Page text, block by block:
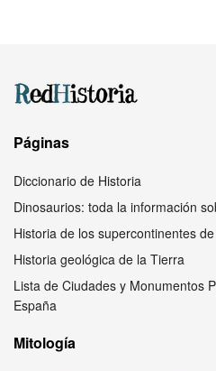
Páginas
Diccionario de Historia
Dinosaurios: toda la información
Historia de los supercontinentes
Historia geológica de la Tierra
Lista de Ciudades y Monumentos
España
Mitología